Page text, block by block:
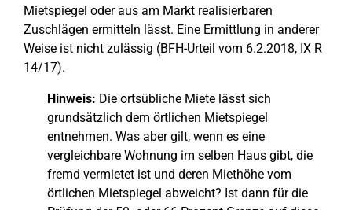
Mietspiegel oder aus am Markt realisierbaren
Zuschlägen ermitteln lässt. Eine Ermittlung in anderer
Weise ist nicht zulässig (BFH-Urteil vom 6.2.2018, IX R
14/17).
Hinweis: Die ortsübliche Miete lässt sich
grundsätzlich dem örtlichen Mietspiegel
entnehmen. Was aber gilt, wenn es eine
vergleichbare Wohnung im selben Haus gibt, die
fremd vermietet ist und deren Miethöhe vom
örtlichen Mietspiegel abweicht? Ist dann für die